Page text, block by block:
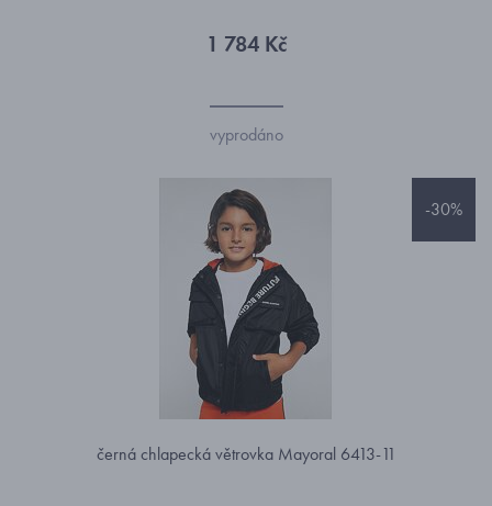
1 784 Kč
vyprodáno
-30%
černá chlapecká větrovka Mayoral 6413-11